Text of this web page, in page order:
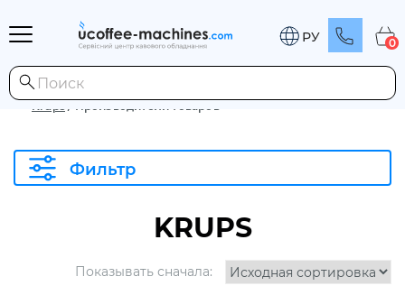
РУ 0
Krups / Производители товаров
Фильтр
KRUPS
Показывать сначала: